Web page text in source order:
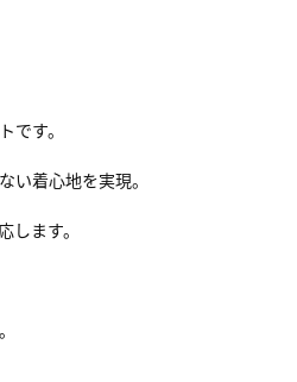
す。
い着心地を実現。
ます。